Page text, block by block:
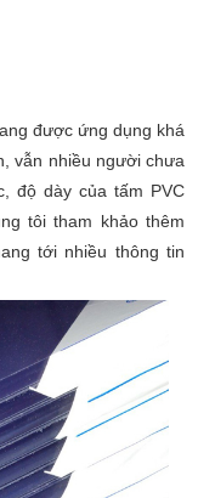
được ứng dụng khá
vẫn nhiều người chưa
độ dày của tấm PVC
tôi tham khảo thêm
tới nhiều thông tin